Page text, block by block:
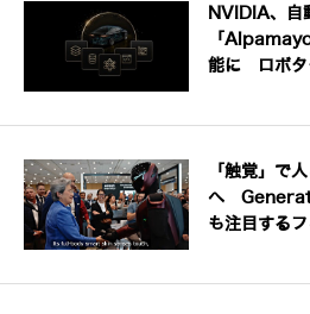
NVIDIA、自
「
能に ロボタ
「触覚」で
へ
も注目する